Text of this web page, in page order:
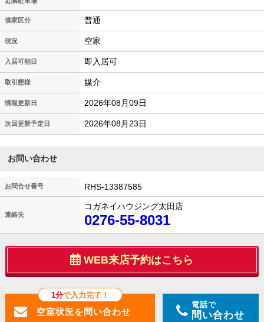
借家区分 普通
現況 空家
入居可能日 即入居可
取引態様 媒介
情報更新日 2026年08月09日
次回更新予定日 2026年08月23日
お問い合わせ
お問合せ番号 RHS-13387585
連絡先
コガネイハウジング太田店
0276-55-8031
WEB来店予約はこちら
1分で入力完了！
電話で
問い合わせ